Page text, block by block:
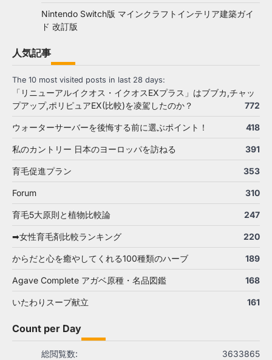
Nintendo Switch版 マインクラフトインテリア建築ガイ
ド 改訂版
人気記事
The 10 most visited posts in last 28 days:
「リニューアルイクオス・イクオスEXプラス」はブブカ,チャッ
プアップ,ポリピュアEX(比較)を凌駕したのか？
772
ウォーターサーバーを後悔する前に選ぶポイント！ 418
私のカントリー 日本のヨーロッパを訪ねる 391
育毛促進プラン 353
Forum 310
育毛5大原則と植物比較論 247
➡女性育毛剤比較ランキング 220
からだと心を癒やしてくれる100種類のハーブ 189
Agave Complete アガベ原種・名品図鑑 168
いたわりスープ献立 161
Count per Day
3633865
総閲覧数: